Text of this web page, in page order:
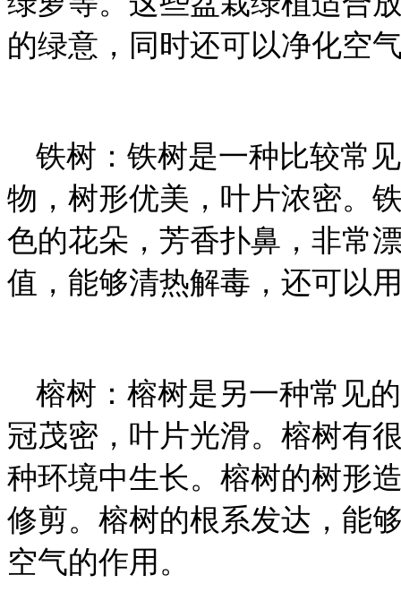
的绿意，同时还可以净化空
铁树：铁树是一种比较常
物，树形优美，叶片浓密。
色的花朵，芳香扑鼻，非常
值，能够清热解毒，还可以
榕树：榕树是另一种常见
冠茂密，叶片光滑。榕树有
种环境中生长。榕树的树形
修剪。榕树的根系发达，能
空气的作用。